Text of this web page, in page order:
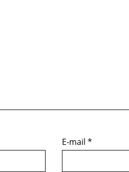
E-mail*